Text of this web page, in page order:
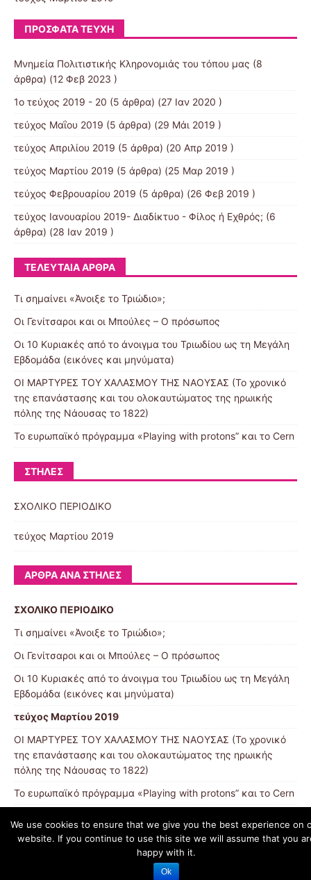
ΠΡΌΣΦΑΤΑ ΤΕΎΧΗ
Μνημεία Πολιτιστικής Κληρονομιάς του τόπου μας (8
άρθρα) (12 Φεβ 2023 )
1ο τεύχος 2019 - 20 (5 άρθρα) (27 Ιαν 2020 )
τεύχος Μαΐου 2019 (5 άρθρα) (29 Μάι 2019 )
τεύχος Απριλίου 2019 (5 άρθρα) (20 Απρ 2019 )
τεύχος Μαρτίου 2019 (5 άρθρα) (25 Μαρ 2019 )
τεύχος Φεβρουαρίου 2019 (5 άρθρα) (26 Φεβ 2019 )
τεύχος Ιανουαρίου 2019- Διαδίκτυο - Φίλος ή Εχθρός; (6
άρθρα) (28 Ιαν 2019 )
ΤΕΛΕΥΤΑΊΑ ΆΡΘΡΑ
Τι σημαίνει «Άνοιξε το Τριώδιο»;
Οι Γενίτσαροι και οι Μπούλες – Ο πρόσωπος
Οι 10 Κυριακές από το άνοιγμα του Τριωδίου ως τη Μεγάλη
Εβδομάδα (εικόνες και μηνύματα)
ΟΙ ΜΑΡΤΥΡΕΣ ΤΟΥ ΧΑΛΑΣΜΟΥ ΤΗΣ ΝΑΟΥΣΑΣ (Το χρονικό
της επανάστασης και του ολοκαυτώματος της ηρωικής
πόλης της Νάουσας το 1822)
Το ευρωπαϊκό πρόγραμμα «Playing with protons” και το Cern
ΣΤΉΛΕΣ
ΣΧΟΛΙΚΟ ΠΕΡΙΟΔΙΚΟ
τεύχος Μαρτίου 2019
ΆΡΘΡΑ ΑΝΆ ΣΤΉΛΕΣ
ΣΧΟΛΙΚΟ ΠΕΡΙΟΔΙΚΟ
Τι σημαίνει «Άνοιξε το Τριώδιο»;
Οι Γενίτσαροι και οι Μπούλες – Ο πρόσωπος
Οι 10 Κυριακές από το άνοιγμα του Τριωδίου ως τη Μεγάλη
Εβδομάδα (εικόνες και μηνύματα)
τεύχος Μαρτίου 2019
ΟΙ ΜΑΡΤΥΡΕΣ ΤΟΥ ΧΑΛΑΣΜΟΥ ΤΗΣ ΝΑΟΥΣΑΣ (Το χρονικό
της επανάστασης και του ολοκαυτώματος της ηρωικής
πόλης της Νάουσας το 1822)
Το ευρωπαϊκό πρόγραμμα «Playing with protons” και το Cern
schoolpress.sch.gr
Όροι Χρήσης schoolpress.sch.gr|Δήλωση προσβασιμότητας
We use cookies to ensure that we give you the best experience on
website. If you continue to use this site we will assume that you
happy with it.
Ok